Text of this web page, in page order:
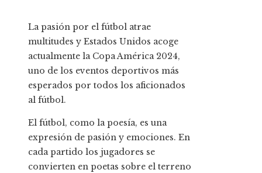
La pasión por el fútbol atrae
multitudes y Estados Unidos acoge
actualmente la Copa América 2024,
uno de los eventos deportivos más
esperados por todos los aficionados
al fútbol.
El fútbol, ​​como la poesía, es una
expresión de pasión y emociones. En
cada partido los jugadores se
convierten en poetas sobre el terreno